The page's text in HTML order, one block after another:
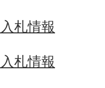
札情報
札情報